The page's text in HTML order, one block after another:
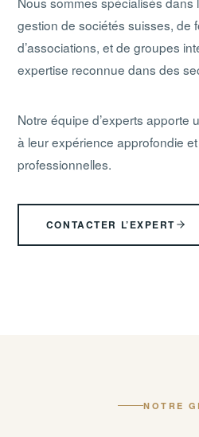
gestion de sociétés suisses, de
d’associations, et de groupes
expertise reconnue dans des
Notre équipe d’experts apporte
à leur expérience approfondie
professionnelles.
CONTACTER L’EXPERT
NOTRE